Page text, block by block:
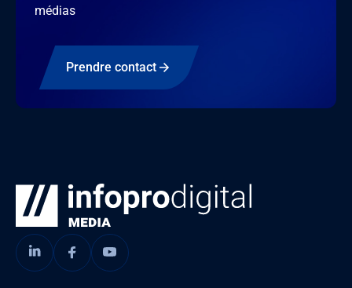
médias
Prendre contact